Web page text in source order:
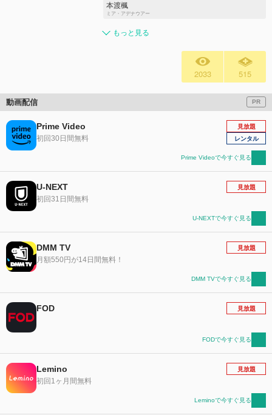
本渡楓
ミア・アデナウアー
もっと見る
2033 515
動画配信 PR
Prime Video
初回30日間無料
見放題
レンタル
Prime Videoで今すぐ見る
U-NEXT
初回31日間無料
見放題
U-NEXTで今すぐ見る
DMM TV
月額550円が14日間無料！
見放題
DMM TVで今すぐ見る
FOD 見放題
FODで今すぐ見る
Lemino
初回1ヶ月間無料
見放題
Leminoで今すぐ見る